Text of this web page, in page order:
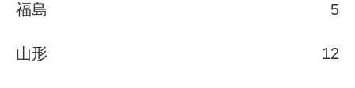
福島 5
山形 12